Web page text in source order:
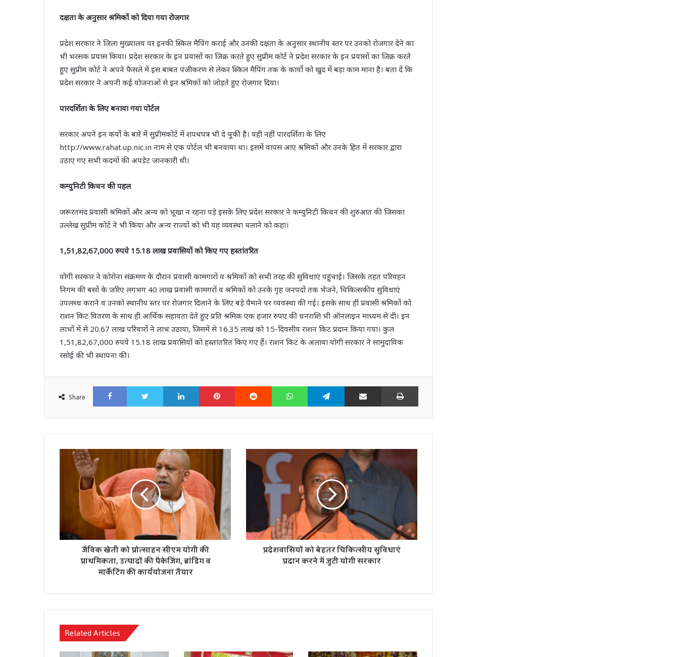
दक्षता के अनुसार श्रमिकों को दिया गया रोजगार
प्रदेश सरकार ने जिला मुख्‍यालय पर इनकी स्किल मैपिंग कराई और उनकी दक्षता के अनुसार स्थानीय स्तर पर उनको रोजगार देने का
भी भरसक प्रयास किया। प्रदेश सरकार के इन प्रयासों का जिक्र करते हुए सुप्रीम कोर्ट ने प्रदेश सरकार के इन प्रयासों का जिक्र करते
हुए सुप्रीम कोर्ट ने अपने फैसले में इस बाबत पंजीकरण से लेकर स्किल मैपिंग तक के कार्यो को खुद में बड़ा काम माना है। बता दें कि
प्रदेश सरकार ने अपनी कई योजनाओं से इन श्रमिकों को जोड़ते हुए रोजगार दिया।
पारदर्शिता के लिए बनाया गया पोर्टल
सरकार अपने इन कर्यो के बारे में सुप्रीमकोर्ट में शपथपत्र भी दे चुकी है। यही नहीं पारदर्शिता के लिए
http://www.rahat.up.nic.in नाम से एक पोर्टल भी बनवाया था। इसमें वापस आए श्रमिकों और उनके हित में सरकार द्वारा
उठाए गए सभी कदमों की अपडेट जानकारी थी।
कम्युनिटी किचन की पहल
जरूरतमंद प्रवासी श्रमिकों और अन्य को भूखा न रहना पड़े इसके लिए प्रदेश सरकार ने कम्युनिटी किचन की शुरुआत की जिसका
उल्लेख सुप्रीम कोर्ट ने भी किया और अन्य राज्यों को भी यह व्यवस्था चलाने को कहा।
1,51,82,67,000 रुपये 15.18 लाख प्रवासियों को किए गए हस्तांतरित
योगी सरकार ने कोरोना संक्रमण के दौरान प्रवासी कामगारों व श्रमिकों को सभी तरह की सुविधाएं पहुंचाई। जिसके तहत परिवहन
निगम की बसों के जरिए लगभग 40 लाख प्रवासी कामगरों व श्रमिकों को उनके गृह जनपदों तक भेजने, चिकित्‍सकीय सुविधाएं
उपलब्‍ध कराने व उनको स्‍थानीय स्‍तर पर रोजगार दिलाने के लिए बड़े पैमाने पर व्‍यवस्‍था की गई। इसके साथ ही प्रवासी श्रमिकों को
राशन किट वितरण के साथ ही आर्थिक सहायता देते हुए प्रति श्रमिक एक हजार रुपए की धनराशि भी ऑनलाइन माध्‍यम से दी। इन
लाभों में से 20.67 लाख परिवारों ने लाभ उठाया, जिसमें से 16.35 लाख को 15-दिवसीय राशन किट प्रदान किया गया। कुल
1,51,82,67,000 रुपये 15.18 लाख प्रवासियों को हस्तांतरित किए गए हैं। राशन किट के अलावा योगी सरकार ने सामुदायिक
रसोई की भी स्थापना की।
Share
FacebookTwitter LinkedIn Pinterest Reddit WhatsAppTelegram Share via Email Print
जैविक खेती को प्रोत्साहन सीएम योगी की
प्राथमिकता, उत्पादों की पैकेजिंग, ब्रांडिंग व
मार्केटिंग की कार्ययोजना तैयार
प्रदेशवासियों को बेहतर चिकित्सीय सुविधाएं
प्रदान करने में जुटी योगी सरकार
Related Articles